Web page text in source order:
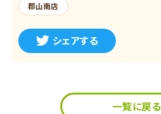
郡山南店
シェアする
一覧に戻る